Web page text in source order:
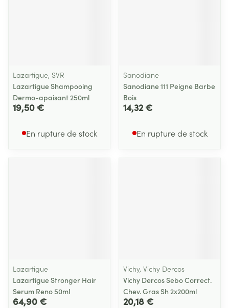
Lazartigue, SVR
Lazartigue Shampooing
Dermo-apaisant 250ml
19,50 €
En rupture de stock
Sanodiane
Sanodiane 111 Peigne Barbe
Bois
14,32 €
En rupture de stock
Lazartigue
Lazartigue Stronger Hair
Serum Reno 50ml
64,90 €
Vichy, Vichy Dercos
Vichy Dercos Sebo Correct.
Chev. Gras Sh 2x200ml
20,18 €